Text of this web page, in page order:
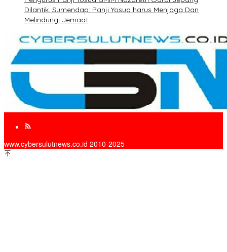
Dilantik. Sumendap: Panji Yosua harus Menjaga Dan
Melindungi Jemaat
www.cybersulutnews.co.id 2010-2025